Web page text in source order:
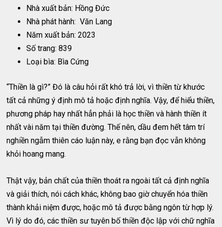
Nhà xuất bản: Hồng Đức
Nhà phát hành: Văn Lang
Năm xuất bản: 2023
Số trang: 839
Loại bìa: Bìa Cứng
“Thiền là gì?” Đó là câu hỏi rất khó trả lời, vì thiền từ khước
tất cả những ý định mô tả hoặc định nghĩa. Vậy, để hiểu thiền,
phương pháp hay nhất hẳn phải là học thiền và hành thiền ít
nhất vài năm tại thiền đường. Thế nên, dầu đem hết tâm trí
nghiền ngẫm thiên cáo luận này, e rằng bạn đọc vẫn không
khỏi hoang mang.
Thật vậy, bản chất của thiền thoát ra ngoài tất cả định nghĩa
và giải thích, nói cách khác, không bao giờ chuyển hóa thiền
thành khải niệm được, hoặc mô tả được bằng ngôn từ hợp lý.
Vì lý do đó, các thiền sư tuyên bố thiền độc lập với chữ nghĩa